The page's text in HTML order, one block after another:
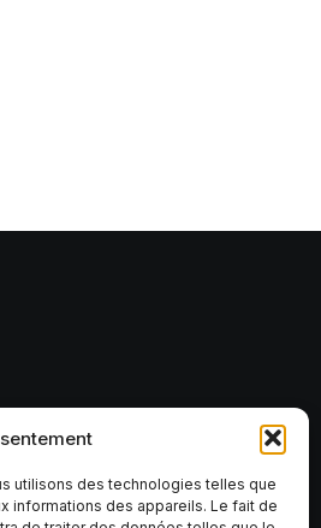
utilisons des technologies telles que
informations des appareils. Le fait de